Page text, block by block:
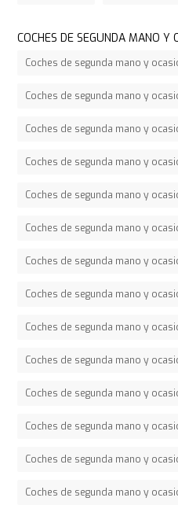
COCHES DE SEGUNDA MANO Y
Coches de segunda mano y
Coches de segunda mano y
Coches de segunda mano y
Coches de segunda mano y
Coches de segunda mano y
Coches de segunda mano y
Coches de segunda mano y
Coches de segunda mano y
Coches de segunda mano y
Coches de segunda mano y
Coches de segunda mano y
Coches de segunda mano y
Coches de segunda mano y
Coches de segunda mano y